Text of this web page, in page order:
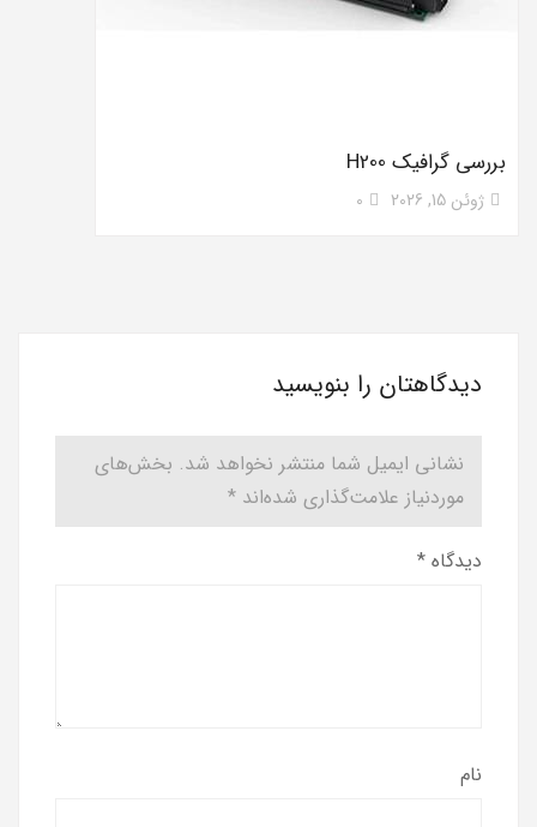
بررسی گرافیک H200
ژوئن 15, 2026 0
دیدگاهتان را بنویسید
نشانی ایمیل شما منتشر نخواهد شد. بخش‌های
موردنیاز علامت‌گذاری شده‌اند *
دیدگاه *
نام